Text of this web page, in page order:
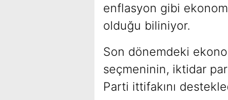
enflasyon gibi
olduğu biliniyor.
Son dönemdeki
seçmeninin, iktidar
Parti ittifakını